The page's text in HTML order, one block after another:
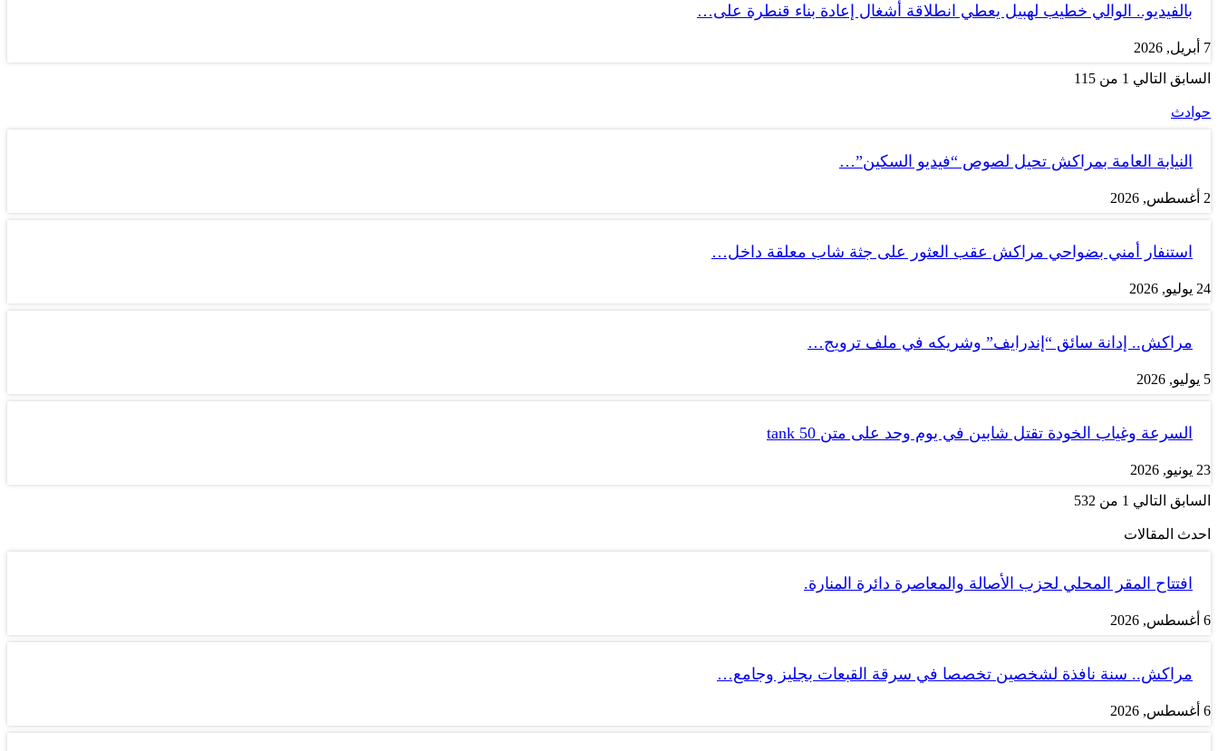
بالفيديو.. الوالي خطيب لهبيل يعطي انطلاقة أشغال إعادة بناء قنطرة على…
7 أبريل, 2026
السابق التالي 1 من 115
حوادث
النيابة العامة بمراكش تحيل لصوص “فيديو السكين”…
2 أغسطس, 2026
استنفار أمني بضواحي مراكش عقب العثور على جثة شاب معلقة داخل…
24 يوليو, 2026
مراكش.. إدانة سائق “إندرايف” وشريكه في ملف ترويج…
5 يوليو, 2026
السرعة وغياب الخودة تقتل شابين في يوم وحد على متن tank 50
23 يونيو, 2026
السابق التالي 1 من 532
احدث المقالات
افتتاح المقر المحلي لحزب الأصالة والمعاصرة دائرة المنارة.
6 أغسطس, 2026
مراكش.. سنة نافذة لشخصين تخصصا في سرقة القبعات بجليز وجامع…
6 أغسطس, 2026